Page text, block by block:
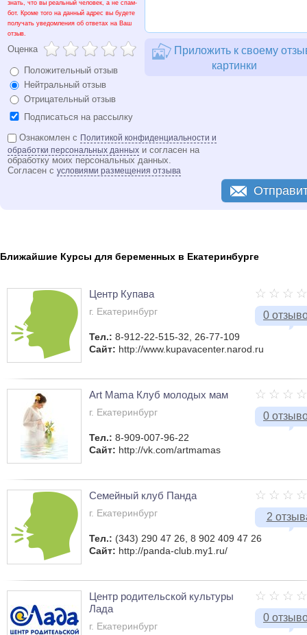
знать, что вы реальный человек, а не спам-
бот. Кроме того на данный адрес вы будете
получать уведомления об ответах на Ваш
отзыв.
Оценка
Положительный отзыв
Нейтральный отзыв
Отрицательный отзыв
Подписаться на рассылку
Приложить к своему
картинки
Ознакомлен с Политикой конфиденциальности и
обработки персональных данных и согласен на
обработку моих персональных данных.
Согласен с условиями размещения отзыва
Ближайшие Курсы для беременных в Екатеринбурге
0
Центр Купава
г. Екатеринбург
Тел.: 8-912-22-515-32, 26-77-109
Сайт: http://www.kupavacenter.narod.ru
0
Art Mama Клуб молодых мам
г. Екатеринбург
Тел.: 8-909-007-96-22
Сайт: http://vk.com/artmamas
2
Семейный клуб Панда
г. Екатеринбург
Тел.: (343) 290 47 26, 8 902 409 47 26
Сайт: http://panda-club.my1.ru/
0
Центр родительской культуры
Лада
г. Екатеринбург